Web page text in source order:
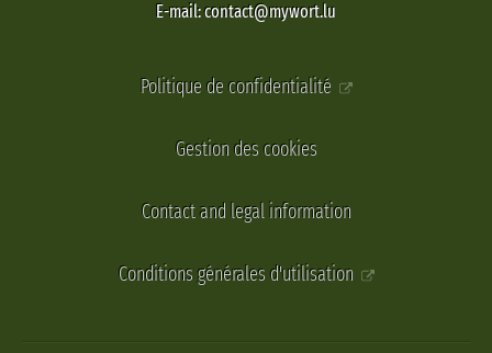
E-mail: contact@mywort.lu
Politique de confidentialité
Gestion des cookies
Contact and legal information
Conditions générales d'utilisation